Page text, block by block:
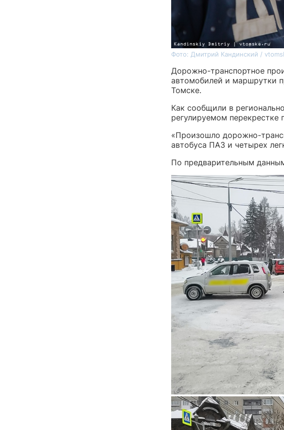
Фото: Дмитрий Кандинский /
Дорожно-транспортное
автомобилей и маршрутки
Томске.
Как сообщили в
регулируемом перекрестке
«Произошло дорожно-
автобуса ПАЗ и четырех
По предварительным